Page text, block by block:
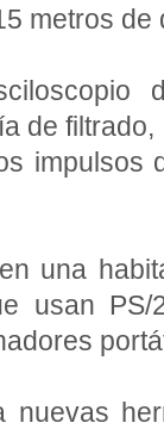
metros de
de
impulsos
una
usan
nuevas